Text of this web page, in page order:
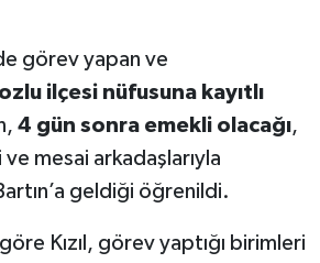
görev yapan ve
ilçesi nüfusuna kayıtlı
4 gün sonra emekli olacağı,
mesai arkadaşlarıyla
geldiği öğrenildi.
Kızıl, görev yaptığı birimleri